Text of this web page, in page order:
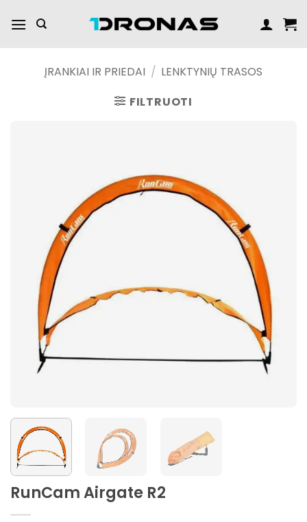
turinį
ĮRANKIAI IR PRIEDAI / LENKTYNIŲ TRASOS
FILTRUOTI
RunCam Airgate R2